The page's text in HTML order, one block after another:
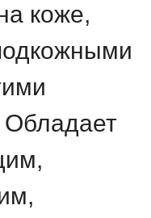
коже,
Обладает